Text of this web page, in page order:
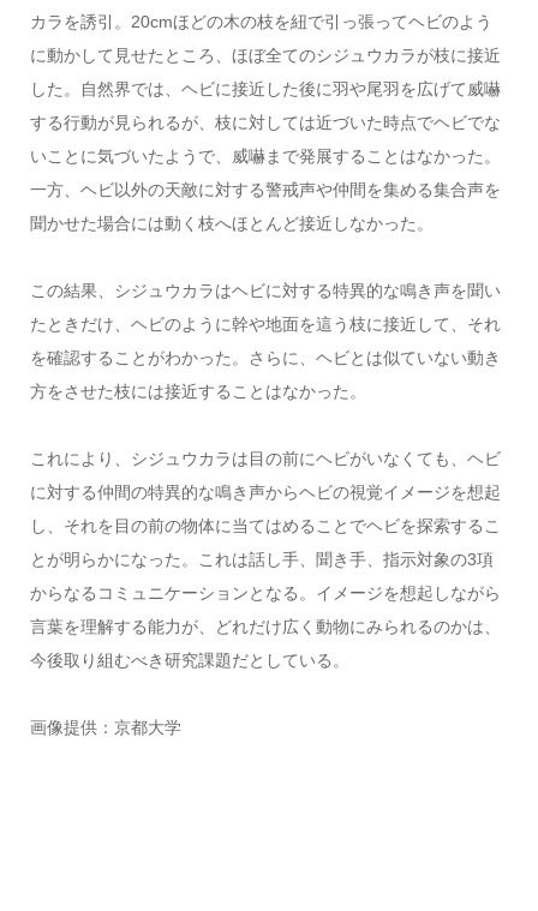
カラを誘引。20cmほどの木の枝を紐で引っ張ってヘビのよう
に動かして見せたところ、ほぼ全てのシジュウカラが枝に接近
した。自然界では、ヘビに接近した後に羽や尾羽を広げて威嚇
する行動が見られるが、枝に対しては近づいた時点でヘビでな
いことに気づいたようで、威嚇まで発展することはなかった。
一方、ヘビ以外の天敵に対する警戒声や仲間を集める集合声を
聞かせた場合には動く枝へほとんど接近しなかった。
この結果、シジュウカラはヘビに対する特異的な鳴き声を聞い
たときだけ、ヘビのように幹や地面を這う枝に接近して、それ
を確認することがわかった。さらに、ヘビとは似ていない動き
方をさせた枝には接近することはなかった。
これにより、シジュウカラは目の前にヘビがいなくても、ヘビ
に対する仲間の特異的な鳴き声からヘビの視覚イメージを想起
し、それを目の前の物体に当てはめることでヘビを探索するこ
とが明らかになった。これは話し手、聞き手、指示対象の3項
からなるコミュニケーションとなる。イメージを想起しながら
言葉を理解する能力が、どれだけ広く動物にみられるのかは、
今後取り組むべき研究課題だとしている。
画像提供：京都大学